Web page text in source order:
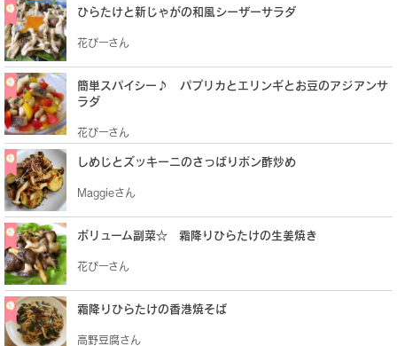
ひらたけと新じゃがの和風シーザーサラダ
花ぴーさん
簡単スパイシー♪ パプリカとエリンギとお豆のアジアンサ
ラダ
花ぴーさん
しめじとズッキーニのさっぱりポン酢炒め
Maggieさん
ボリューム副菜☆ 霜降りひらたけの生姜焼き
花ぴーさん
霜降りひらたけの香港焼そば
高野豆腐さん